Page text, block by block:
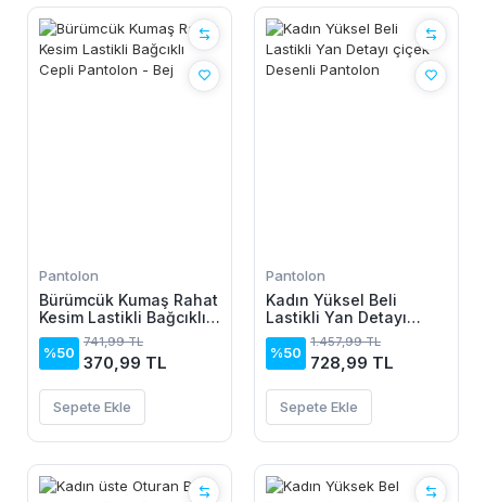
Pantolon
Bürümcük Kumaş Rahat
Kesim Lastikli Bağcıklı
Cepli Pantolon - Bej
%50
741,99 TL
370,99 TL
Sepete Ekle
Pantolon
Kadın Yüksel Beli
Lastikli Yan Detayı
çiçek Desenli Pantolon
%50
1.457,99 TL
728,99 TL
Sepete Ekle